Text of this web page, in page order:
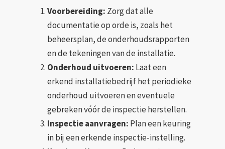
Voorbereiding: Zorg dat alle
documentatie op orde is, zoals het
beheersplan, de onderhoudsrapporten
en de tekeningen van de installatie.
Onderhoud uitvoeren: Laat een
erkend installatiebedrijf het periodieke
onderhoud uitvoeren en eventuele
gebreken vóór de inspectie herstellen.
Inspectie aanvragen: Plan een keuring
in bij een erkende inspectie-instelling.